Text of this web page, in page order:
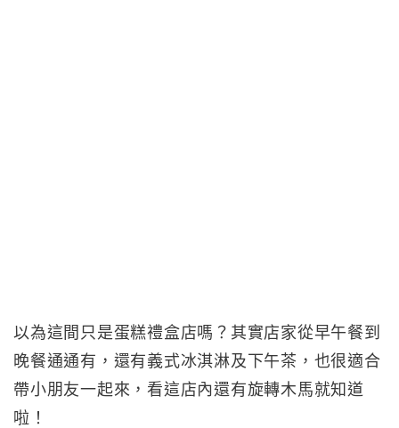
以為這間只是蛋糕禮盒店嗎？其實店家從早午餐到
晚餐通通有，還有義式冰淇淋及下午茶，也很適合
帶小朋友一起來，看這店內還有旋轉木馬就知道
啦！